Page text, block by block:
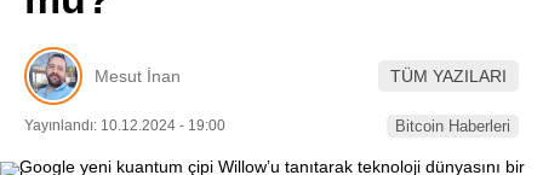
Telegram
Mesut İnan TÜM YAZILARI
Yayınlandı: 10.12.2024 - 19:00 Bitcoin Haberleri